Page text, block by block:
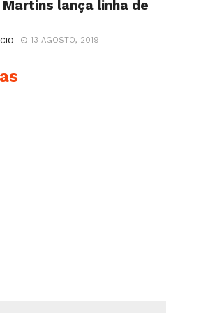
Martins lança linha de
13 AGOSTO, 2019